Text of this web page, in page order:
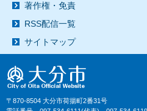
著作権・免責
RSS配信一覧
サイトマップ
〒870-8504 大分市荷揚町2番31号